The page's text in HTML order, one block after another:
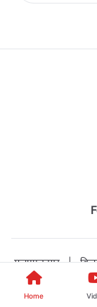
मुजफ्फरनगर |
Latest Hindi
Home